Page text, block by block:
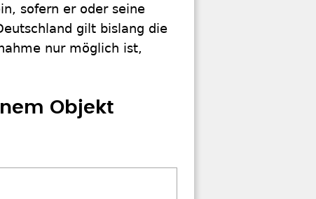
sofern er oder seine
gilt bislang die
nur möglich ist,
Objekt